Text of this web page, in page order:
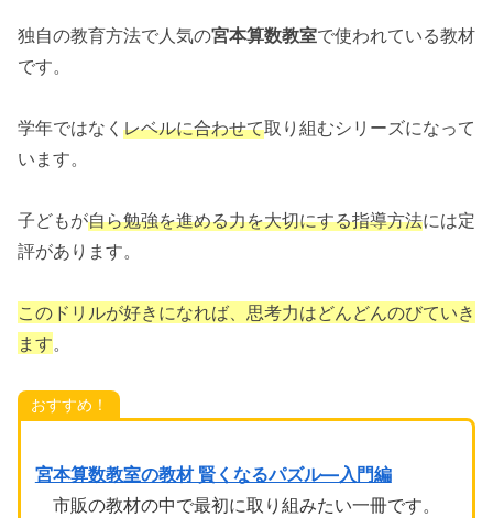
独自の教育方法で人気の宮本算数教室で使われている教材
です。
学年ではなく レベルに合わせて取り組むシリーズになって
います。
子どもが自ら勉強を進める力を大切にする指導方法には定
評があります。
このドリルが好きになれば、思考力はどんどんのびていき
ます。
おすすめ！
宮本算数教室の教材 賢くなるパズル―入門編
市販の教材の中で最初に取り組みたい一冊です。